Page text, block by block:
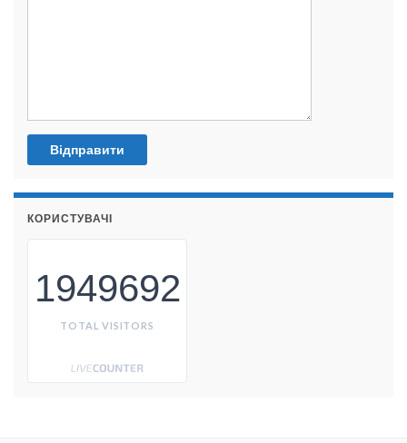
КОРИСТУВАЧІ
1949692
TOTAL VISITORS